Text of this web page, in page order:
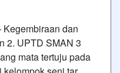
dan
2. UPTD SMAN 3
mata tertuju pada